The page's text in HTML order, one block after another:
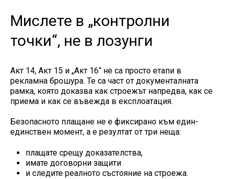
Мислете в „контролни
точки“, не в лозунги
Акт 14, Акт 15 и „Акт 16“ не са просто етапи в
рекламна брошура. Те са част от документалната
рамка, която доказва как строежът напредва, как се
приема и как се въвежда в експлоатация.
Безопасното плащане не е фиксирано към един-
единствен момент, а е резултат от три неща:
плащате срещу доказателства,
имате договорни защити
и следите реалното състояние на строежа.